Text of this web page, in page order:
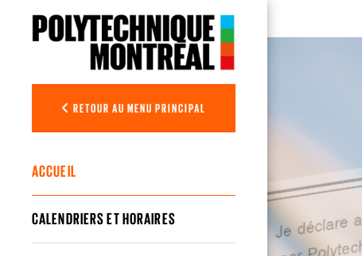
RETOUR AU MENU PRINCIPAL
ACCUEIL
CALENDRIERS ET HORAIRES